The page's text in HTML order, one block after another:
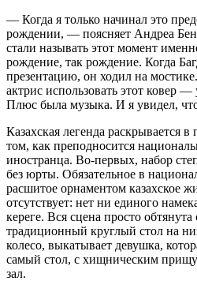
— Когда я только начинал это
рождении, — поясняет Андреа
стали называть этот момент
рождение, так рождение. Когда
презентацию, он ходил на
актрис использовать этот ковер
Плюс была музыка. И я увидел,
Казахская легенда раскрывается
том, как преподносится
иностранца. Во-первых, набор
без юрты. Обязательное в
расшитое орнаментом казахское
отсутствует: нет ни единого
кереге. Вся сцена просто
традиционный круглый стол на
колесо, выкатывает девушка,
самый стол, с хищническим
зал.